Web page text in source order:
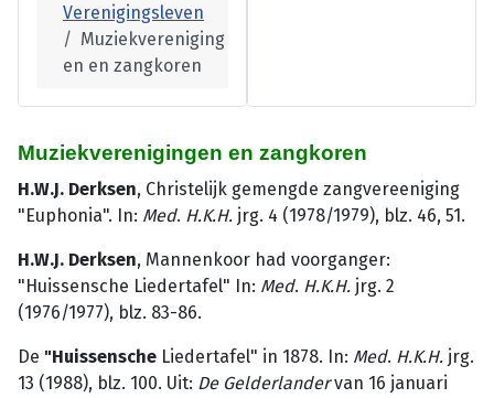
Verenigingsleven
Muziekvereniging
en en zangkoren
Muziekverenigingen en zangkoren
H.W.J. Derksen, Christelijk gemengde zangvereeniging
"Euphonia". In: Med. H.K.H. jrg. 4 (1978/1979), blz. 46, 51.
H.W.J. Derksen, Mannenkoor had voorganger:
"Huissensche Liedertafel" In: Med. H.K.H. jrg. 2
(1976/1977), blz. 83-86.
De "Huissensche Liedertafel" in 1878. In: Med. H.K.H. jrg.
13 (1988), blz. 100. Uit: De Gelderlandervan 16 januari